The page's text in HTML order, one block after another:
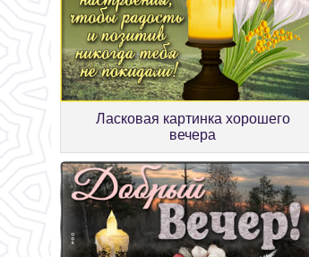
Ласковая картинка хорошего
вечера